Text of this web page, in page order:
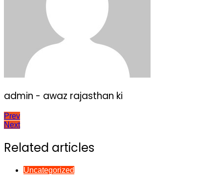
admin - awaz rajasthan ki
Post
Prev
Next
Related articles
Uncategorized